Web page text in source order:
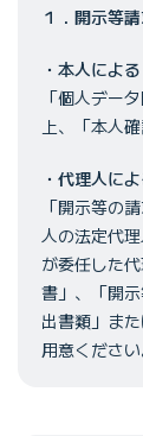
１．開示等
・本人によ
「個人デー
上、「本人
・代理人に
「開示等の
人の法定代
が委任した
書」、「開
出書類」ま
用意ください